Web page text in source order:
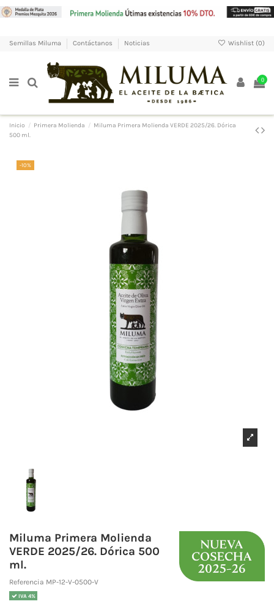
Semillas Miluma Contáctanos Noticias Wishlist (0)
0
Inicio Primera Molienda
Miluma Primera Molienda VERDE 2025/26. Dórica
500 ml.
-10%
Miluma Primera Molienda
VERDE 2025/26. Dórica 500
ml.
Referencia MP-12-V-0500-V
IVA 4%